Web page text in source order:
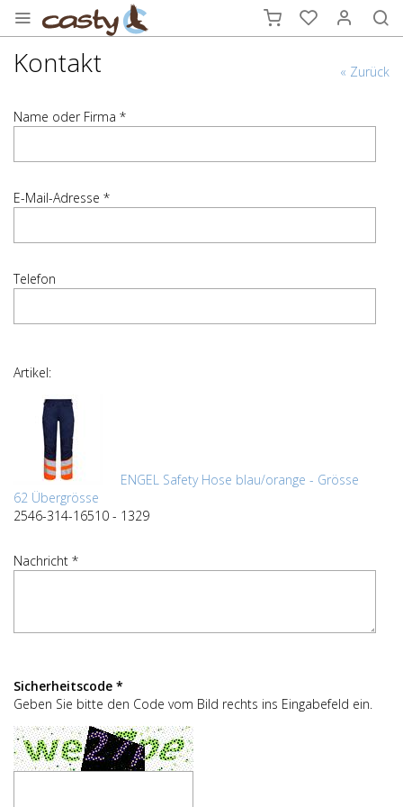
« Zurück
Kontakt
Name oder Firma *
E-Mail-Adresse *
Telefon
Artikel:
ENGEL Safety Hose blau/orange - Grösse
62 Übergrösse
2546-314-16510 - 1329
Nachricht *
Sicherheitscode *
Geben Sie bitte den Code vom Bild rechts ins Eingabefeld ein.